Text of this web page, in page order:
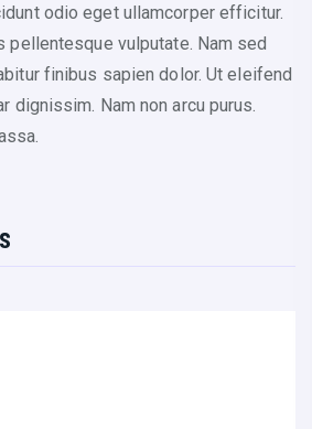
odio eget ullamcorper efficitur.
pellentesque vulputate. Nam sed
finibus sapien dolor. Ut eleifend
dignissim. Nam non arcu purus.